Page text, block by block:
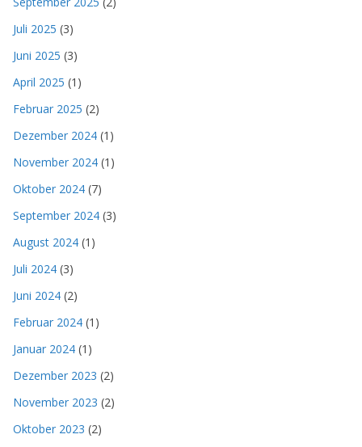
Juli 2025 (3)
Juni 2025 (3)
April 2025 (1)
Februar 2025 (2)
Dezember 2024 (1)
November 2024 (1)
Oktober 2024 (7)
September 2024 (3)
August 2024 (1)
Juli 2024 (3)
Juni 2024 (2)
Februar 2024 (1)
Januar 2024 (1)
Dezember 2023 (2)
November 2023 (2)
Oktober 2023 (2)